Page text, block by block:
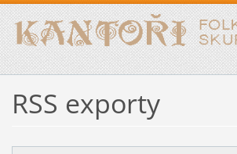
RSS exporty